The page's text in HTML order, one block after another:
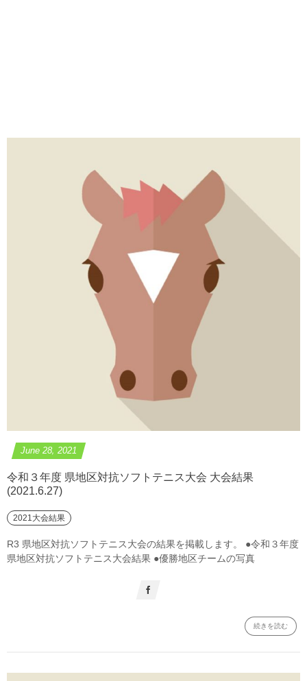
June 28,2021
令和３年度 県地区対抗ソフトテニス大会 大会結果
(2021.6.27)
2021大会結果
R3 県地区対抗ソフトテニス大会の結果を掲載します。 ●令和３年度
県地区対抗ソフトテニス大会結果 ●優勝地区チームの写真
続きを読む